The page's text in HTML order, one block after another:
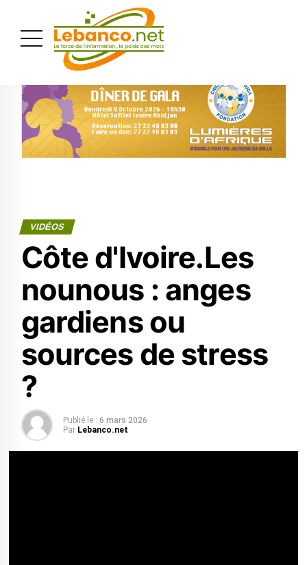
VIDÉOS
Côte d'Ivoire.Les
nounous : anges
gardiens ou
sources de stress
?
Publié le : 6 mars 2026
Par Lebanco.net